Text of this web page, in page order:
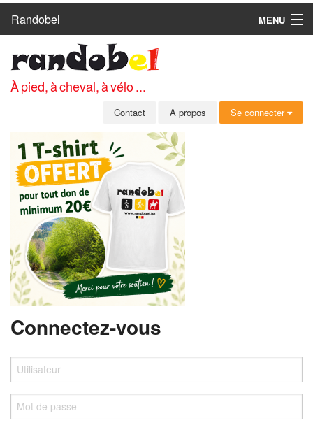
Randobel
MENU
CIRCUITS
CLUBS
MEMBRES
SE CONNECTER
INSCRIPTION GRATUITE
MOT DE PASSE OUBLIÉ
À pied, à cheval, à vélo ...
Contact A propos Se connecter
Connectez-vous